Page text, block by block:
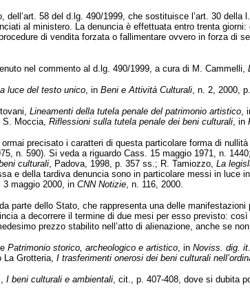
dell’art. 58 del d.lg. 490/1999, che sostituisce l’art. 30
al ministero. La denuncia è effettuata entro trenta
di vendita forzata o fallimentare ovvero in forza di
nel commento al d.lg. 490/1999, a cura di M. Cammelli,
luce del testo unico, in Beni e Attività Culturali, n. 2, 2000,
Lineamenti della tutela penale del patrimonio artistico,
S. Moccia, Riflessioni sulla tutela penale dei beni culturali, in
precisato i caratteri di questa particolare forma di
n. 590). Si veda a riguardo Cass. 15 maggio 1971, n.
culturali, Padova, 1998, p. 357 ss.; R. Tamiozzo, La
e della tardiva denuncia sono in particolare messi in luce
3 maggio 2000, in CNN Notizie, n. 116, 2000.
parte dello Stato, che rappresenta una delle
a decorrere il termine di due mesi per esso previsto:
prezzo stabilito nell’atto di alienazione, anche se
Patrimonio storico, archeologico e artistico, in Noviss. dig. it.
La Grotteria, I trasferimenti onerosi dei beni culturali
I beni culturali e ambientali, cit., p. 407-408, dove si dubita